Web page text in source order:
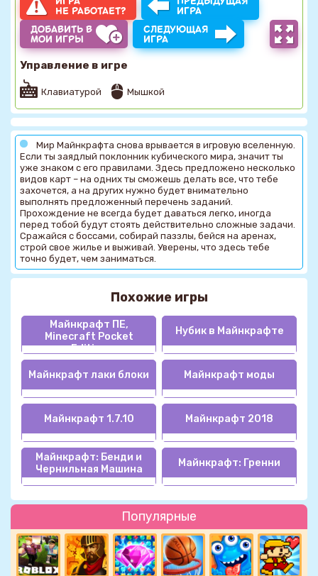
Популярные
НЕ РАБОТАЕТ?
ИГРА
ДОБАВИТЬ В
МОИ ИГРЫ
СЛЕДУЮЩАЯ
ИГРА
Управление в игре
Клавиатурой Мышкой
Мир Майнкрафта снова врывается в игровую вселенную.
Если ты заядлый поклонник кубического мира, значит ты
уже знаком с его правилами. Здесь предложено несколько
видов карт – на одних ты сможешь делать все, что тебе
захочется, а на других нужно будет внимательно
выполнять предложенный перечень заданий.
Прохождение не всегда будет даваться легко, иногда
перед тобой будут стоять действительно сложные задачи.
Сражайся с боссами, собирай паззлы, бейся на аренах,
строй свое жилье и выживай. Уверены, что здесь тебе
точно будет, чем заниматься.
Похожие игры
Майнкрафт ПЕ,
Minecraft Pocket
Edition
Нубик в Майнкрафте
Майнкрафт лаки блоки Майнкрафт моды
Майнкрафт 1.7.10 Майнкрафт 2018
Майнкрафт: Бенди и
Чернильная Машина
Майнкрафт: Гренни